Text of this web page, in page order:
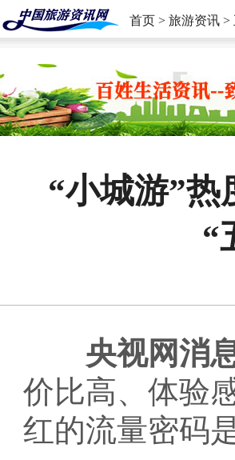
首页 > 旅游资讯 >
“小城游”
“
央视网消
价比高、体验
红的流量密码